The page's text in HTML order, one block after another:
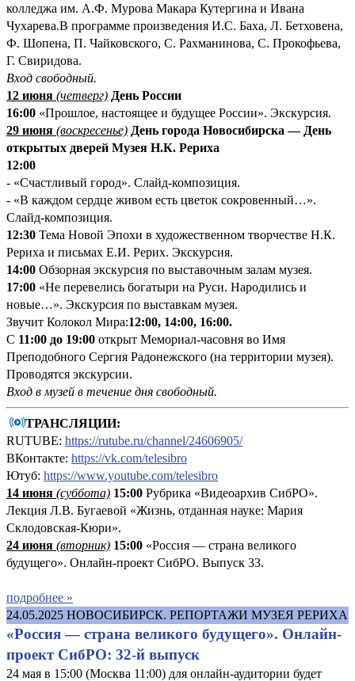
колледжа им. А.Ф. Мурова Макара Кутергина и Ивана
Чухарева.В программе произведения И.С. Баха, Л. Бетховена,
Ф. Шопена, П. Чайковского, С. Рахманинова, С. Прокофьева,
Г. Свиридова.
Вход свободный.
12 июня (четверг) День России
16:00 «Прошлое, настоящее и будущее России». Экскурсия.
29 июня (воскресенье) День города Новосибирска — День
открытых дверей Музея Н.К. Рериха
12:00
- «Счастливый город». Слайд-композиция.
- «В каждом сердце живом есть цветок сокровенный…».
Слайд-композиция.
12:30 Тема Новой Эпохи в художественном творчестве Н.К.
Рериха и письмах Е.И. Рерих. Экскурсия.
14:00 Обзорная экскурсия по выставочным залам музея.
17:00 «Не перевелись богатыри на Руси. Народились и
новые…». Экскурсия по выставкам музея.
Звучит Колокол Мира:12:00, 14:00, 16:00.
С 11:00 до 19:00 открыт Мемориал-часовня во Имя
Преподобного Сергия Радонежского (на территории музея).
Проводятся экскурсии.
Вход в музей в течение дня свободный.
ТРАНСЛЯЦИИ:
RUTUBE: https://rutube.ru/channel/24606905/
ВКонтакте: https://vk.com/telesibro
Ютуб: https://www.youtube.com/telesibro
14 июня (суббота) 15:00 Рубрика «Видеоархив СибРО».
Лекция Л.В. Бугаевой «Жизнь, отданная науке: Мария
Склодовская-Кюри».
24 июня (вторник) 15:00 «Россия — страна великого
будущего». Онлайн-проект СибРО. Выпуск 33.
подробнее »
24.05.2025 НОВОСИБИРСК. РЕПОРТАЖИ МУЗЕЯ РЕРИХА
«Россия — страна великого будущего». Онлайн-
проект СибРО: 32-й выпуск
24 мая в 15:00 (Москва 11:00) для онлайн-аудитории будет